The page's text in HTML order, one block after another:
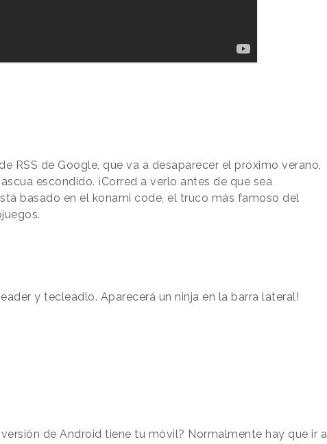
RSS de Google, que va a desaparecer el próximo verano,
escondido. ¡Corred a verlo antes de que sea
basado en el konami code, el truco más famoso del
y tecleadlo. Aparecerá un ninja en la barra lateral!
de Android tiene tu móvil? Normalmente hay que ir a